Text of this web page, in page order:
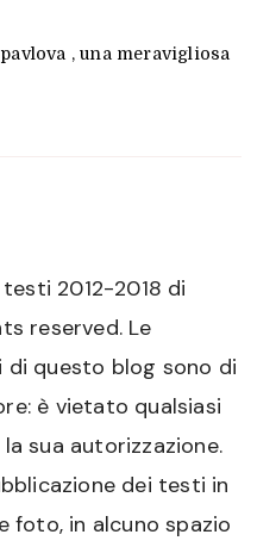
, una meravigliosa
testi 2012-2018 di
reserved. Le
questo blog sono di
è vietato qualsiasi
sua autorizzazione.
dei testi in
foto, in alcuno spazio